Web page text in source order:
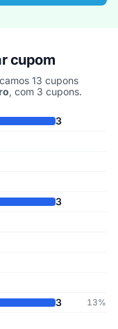
cupom
13 cupons
, com 3 cupons.
os últimos 3 anos
3
3
3 13%